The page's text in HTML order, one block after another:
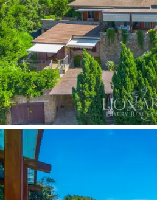
차 공간, 그리고 사계절 내내
보장하도록 설계된 공간들
푼타 알라에서 판매되는 이
은 고급 주거 공간뿐만 아니
편안함이 어우러진 라이프
을 의미합니다. 도심, 주요
에서 불과 몇 분 거리에 있
에 편리함을 포기하지 않고
리며 생활할 수 있습니다.
카이아와 같은 매력적인 마
의 유명한 명소와 인접해 있